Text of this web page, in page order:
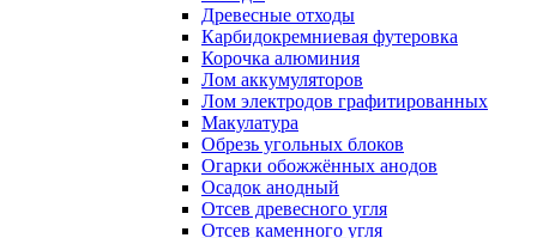
Древесные отходы
Карбидокремниевая футеровка
Корочка алюминия
Лом аккумуляторов
Лом электродов графитированных
Макулатура
Обрезь угольных блоков
Огарки обожжённых анодов
Осадок анодный
Отсев древесного угля
Отсев каменного угля